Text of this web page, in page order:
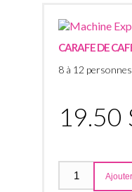
CARAFE DE
8 à 12 personnes
19.50